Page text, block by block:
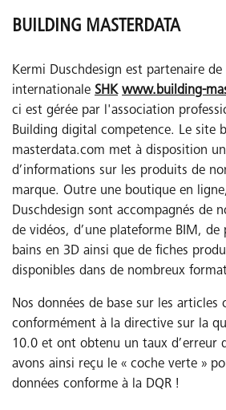
BUILDING MASTERDATA
Kermi Duschdesign est partenaire
internationale SHK www.building-
ci est gérée par l'association
Building digital competence. Le site
masterdata.com met à disposition
d’informations sur les produits de
marque. Outre une boutique en
Duschdesign sont accompagnés de
de vidéos, d’une plateforme BIM, de
bains en 3D ainsi que de fiches
disponibles dans de nombreux
Nos données de base sur les articles
conformément à la directive sur la
10.0 et ont obtenu un taux d’erreur
avons ainsi reçu le « coche verte »
données conforme à la DQR !